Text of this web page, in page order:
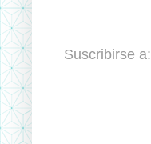
Suscribirse a: